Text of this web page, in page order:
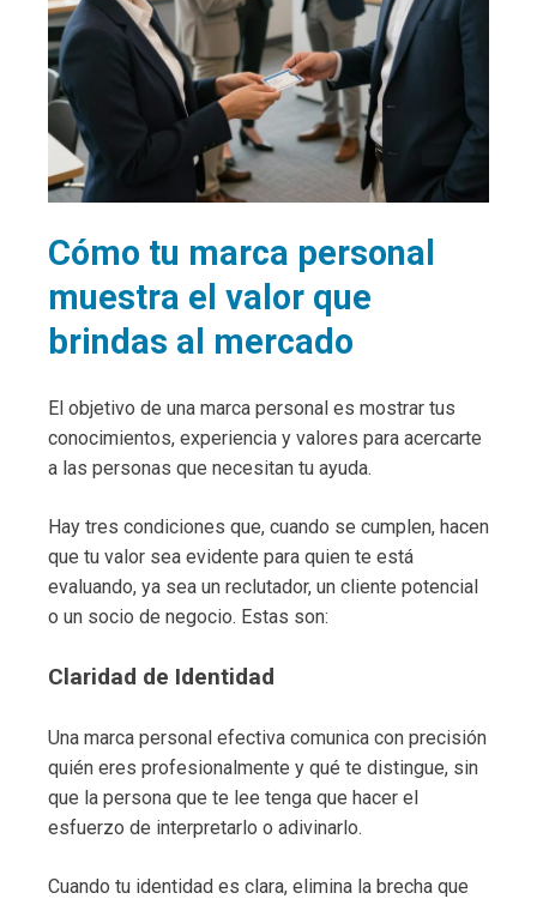
Cómo tu marca personal
muestra el valor que
brindas al mercado
El objetivo de una marca personal es mostrar tus
conocimientos, experiencia y valores para acercarte
a las personas que necesitan tu ayuda.
Hay tres condiciones que, cuando se cumplen, hacen
que tu valor sea evidente para quien te está
evaluando, ya sea un reclutador, un cliente potencial
o un socio de negocio. Estas son:
Claridad de Identidad
Una marca personal efectiva comunica con precisión
quién eres profesionalmente y qué te distingue, sin
que la persona que te lee tenga que hacer el
esfuerzo de interpretarlo o adivinarlo.
Cuando tu identidad es clara, elimina la brecha que